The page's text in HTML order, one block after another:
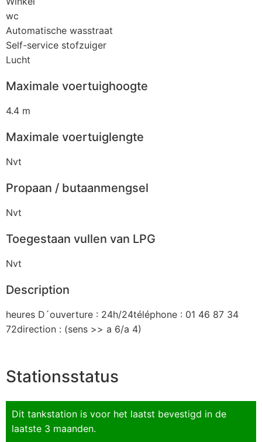
wc
Automatische wasstraat
Self-service stofzuiger
Lucht
Maximale voertuighoogte
4.4 m
Maximale voertuiglengte
Nvt
Propaan / butaanmengsel
Nvt
Toegestaan vullen van LPG
Nvt
Description
heures D´ouverture : 24h/24téléphone : 01 46 87 34
72direction : (sens >> a 6/a 4)
Stationsstatus
Dit tankstation is voor het laatst bevestigd in de
laatste 3 maanden.